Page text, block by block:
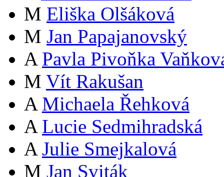
M Eliška Olšáková
M Jan Papajanovský
A Pavla Pivoňka
M Vít Rakušan
A Michaela Řehková
A Lucie Sedmihradská
A Julie Smejkalová
M Jan Sviták